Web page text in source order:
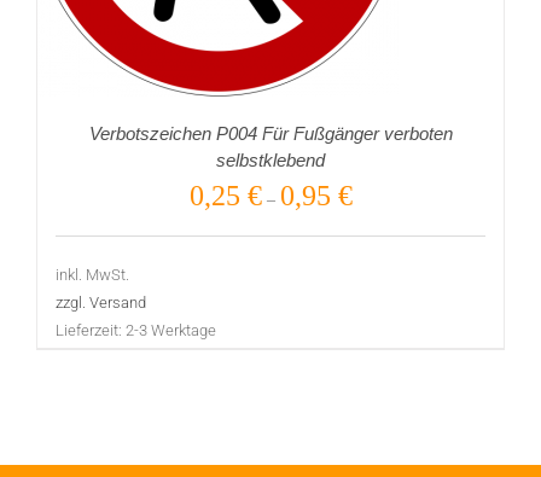
Verbotszeichen P004 Für Fußgänger verboten
selbstklebend
0,25 €– 0,95 €
inkl. MwSt.
zzgl. Versand
Lieferzeit: 2-3 Werktage